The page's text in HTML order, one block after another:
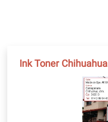
Ink Toner Chihuahua